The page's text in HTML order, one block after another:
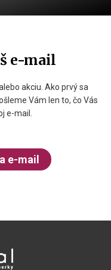
e-mail
akciu. Ako prvý sa
Vám len to, čo Vás
e-mail.
e-mail